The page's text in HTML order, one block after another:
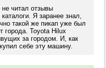
читал отзывы
Я заранее знал,
такой же пикап уже был
города. Toyota Hilux
за городом. И, как
себе эту машину.